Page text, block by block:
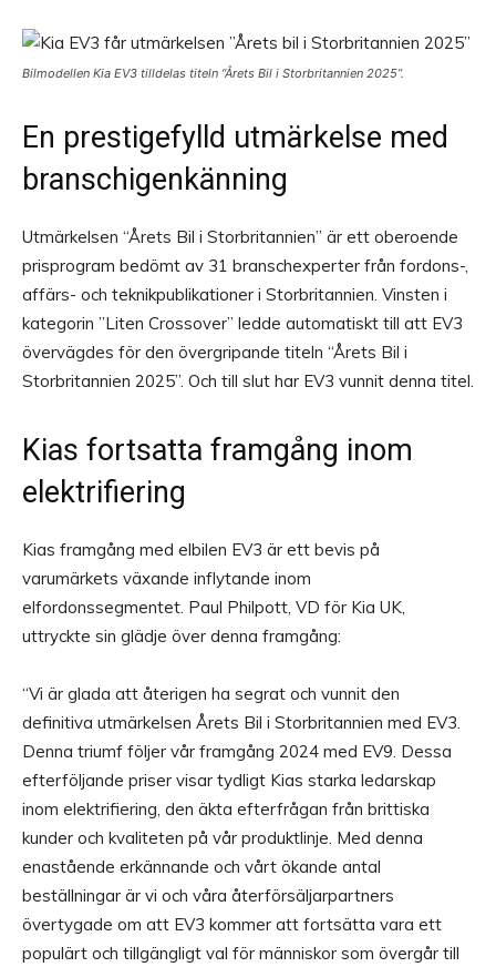
Bilmodellen Kia EV3 tilldelas titeln “Årets Bil i Storbritannien 2025”.
En prestigefylld utmärkelse med
branschigenkänning
Utmärkelsen “Årets Bil i Storbritannien” är ett oberoende
prisprogram bedömt av 31 branschexperter från fordons-,
affärs- och teknikpublikationer i Storbritannien. Vinsten i
kategorin ”Liten Crossover” ledde automatiskt till att EV3
övervägdes för den övergripande titeln “Årets Bil i
Storbritannien 2025”. Och till slut har EV3 vunnit denna titel.
Kias fortsatta framgång inom
elektrifiering
Kias framgång med elbilen EV3 är ett bevis på
varumärkets växande inflytande inom
elfordonssegmentet. Paul Philpott, VD för Kia UK,
uttryckte sin glädje över denna framgång:
“Vi är glada att återigen ha segrat och vunnit den
definitiva utmärkelsen Årets Bil i Storbritannien med EV3.
Denna triumf följer vår framgång 2024 med EV9. Dessa
efterföljande priser visar tydligt Kias starka ledarskap
inom elektrifiering, den äkta efterfrågan från brittiska
kunder och kvaliteten på vår produktlinje. Med denna
enastående erkännande och vårt ökande antal
beställningar är vi och våra återförsäljarpartners
övertygade om att EV3 kommer att fortsätta vara ett
populärt och tillgängligt val för människor som övergår till